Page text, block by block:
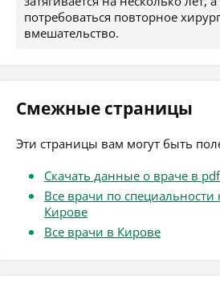
потребоваться повторное
вмешательство.
Смежные страницы
Эти страницы вам могут быть
Скачать данные о враче в
Все врачи по специальности
Кирове
Все врачи в Кирове